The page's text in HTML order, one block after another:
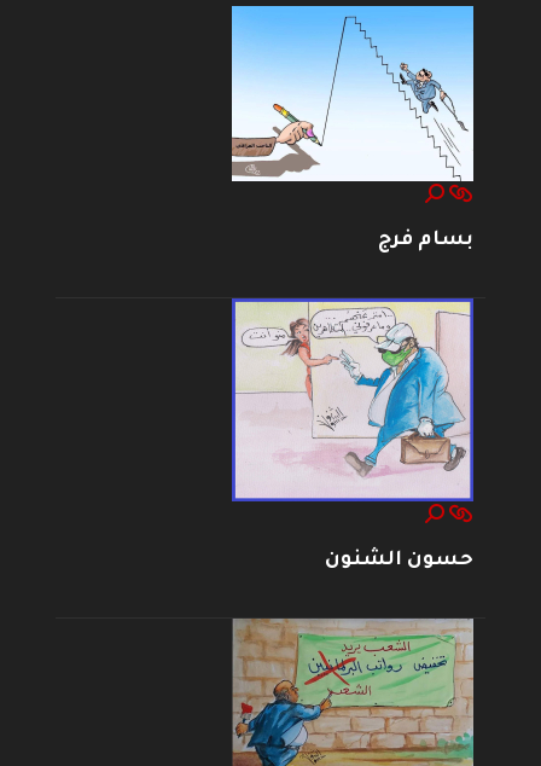
بسام فرج
حسون الشنون